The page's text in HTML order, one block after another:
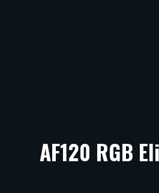
AF120 RGB